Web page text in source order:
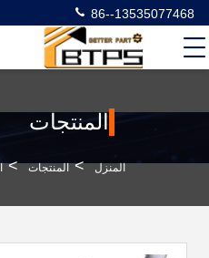
86--13535077468
المنتجات
المنزل > المنتجات >